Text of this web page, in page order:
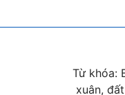
Từ khóa:
xuân,